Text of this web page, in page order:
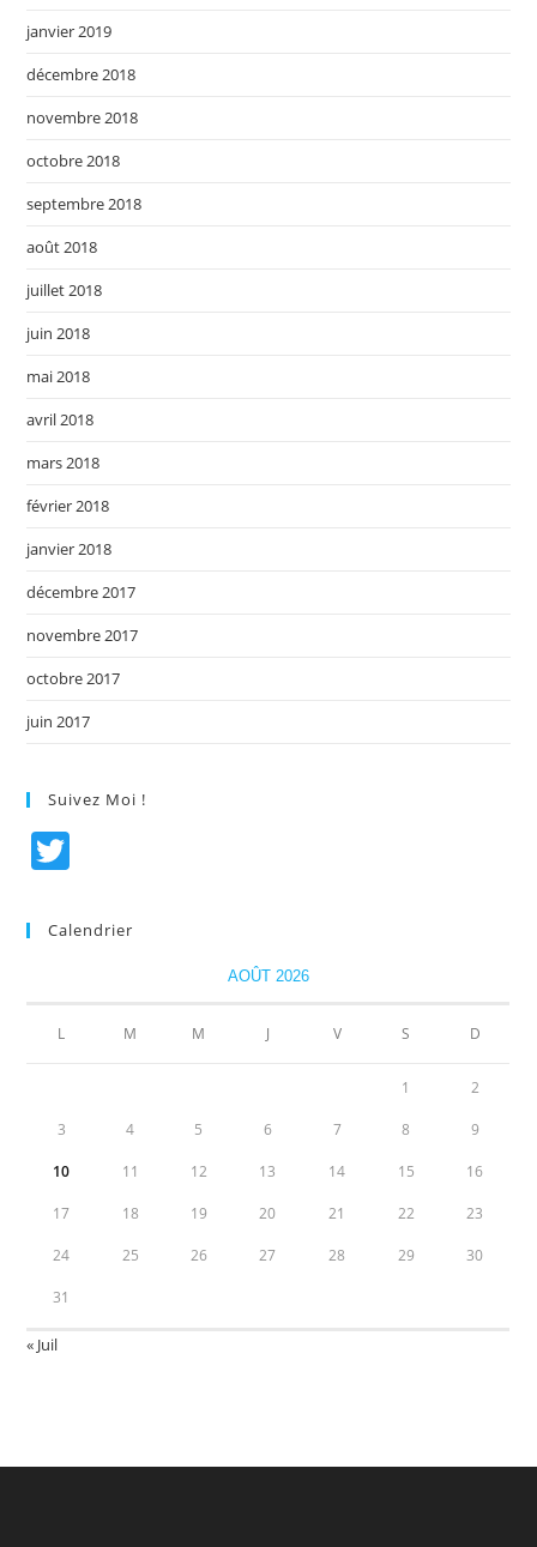
janvier 2019
décembre 2018
novembre 2018
octobre 2018
septembre 2018
août 2018
juillet 2018
juin 2018
mai 2018
avril 2018
mars 2018
février 2018
janvier 2018
décembre 2017
novembre 2017
octobre 2017
juin 2017
Suivez Moi !
itt
Calendrier
AOÛT 2026
L M M J V S D
1 2
3 4 5 6 7 8 9
10 11 12 13 14 15 16
17 18 19 20 21 22 23
24 25 26 27 28 29 30
31
« Juil